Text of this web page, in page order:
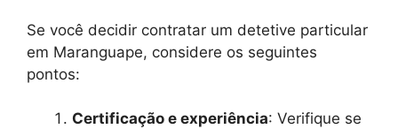
Se você decidir contratar um detetive particular
em Maranguape, considere os seguintes
pontos:
Certificação e experiência: Verifique se